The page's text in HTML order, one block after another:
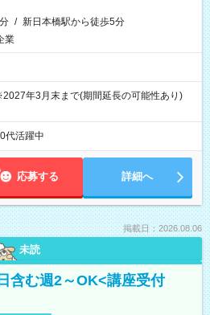
/ 新日本橋駅から徒歩5分
業
年3月末まで(期間延長の可能性あり)
代活躍中
応募する 詳細へ
掲載日：2026.08.06
未読
含む週2～OK<講座受付